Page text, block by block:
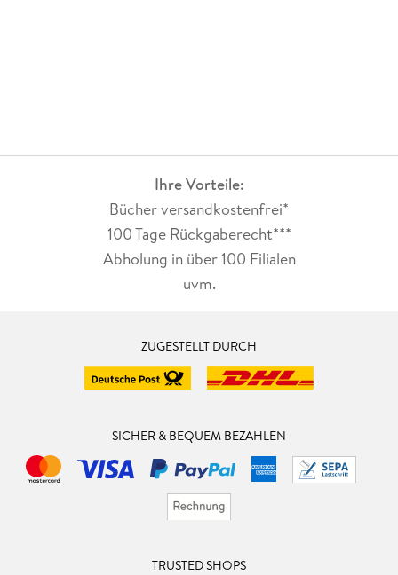
Ihre Vorteile:
Bücher versandkostenfrei*
100 Tage Rückgaberecht***
Abholung in über 100 Filialen
uvm.
ZUGESTELLT DURCH
SICHER & BEQUEM BEZAHLEN
TRUSTED SHOPS